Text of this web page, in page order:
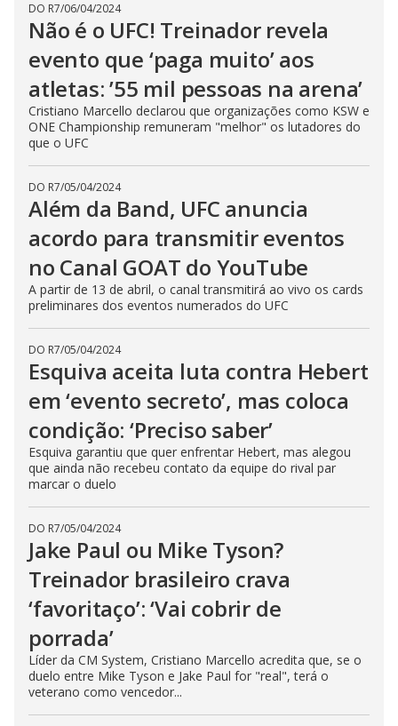
DO R7/06/04/2024
Não é o UFC! Treinador revela
evento que ‘paga muito’ aos
atletas: ’55 mil pessoas na arena’
Cristiano Marcello declarou que organizações como KSW e
ONE Championship remuneram "melhor" os lutadores do
que o UFC
DO R7/05/04/2024
Além da Band, UFC anuncia
acordo para transmitir eventos
no Canal GOAT do YouTube
A partir de 13 de abril, o canal transmitirá ao vivo os cards
preliminares dos eventos numerados do UFC
DO R7/05/04/2024
Esquiva aceita luta contra Hebert
em ‘evento secreto’, mas coloca
condição: ‘Preciso saber’
Esquiva garantiu que quer enfrentar Hebert, mas alegou
que ainda não recebeu contato da equipe do rival par
marcar o duelo
DO R7/05/04/2024
Jake Paul ou Mike Tyson?
Treinador brasileiro crava
‘favoritaço’: ‘Vai cobrir de
porrada’
Líder da CM System, Cristiano Marcello acredita que, se o
duelo entre Mike Tyson e Jake Paul for "real", terá o
veterano como vencedor...